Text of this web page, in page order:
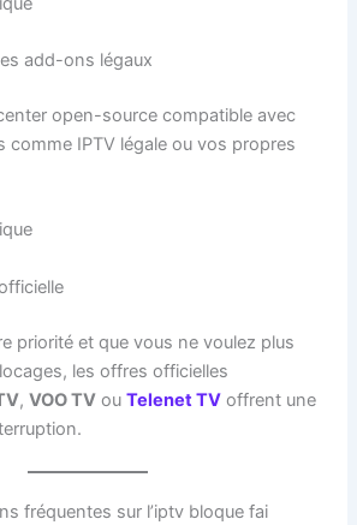
add-ons légaux
open-source compatible avec
comme IPTV légale ou vos propres
priorité et que vous ne voulez plus
les offres officielles
,VOO TV ouTelenet TV offrent une
fréquentes sur l’iptv bloque fai